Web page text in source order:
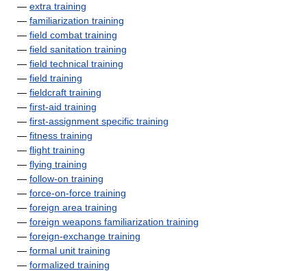
— extra training
— familiarization training
— field combat training
— field sanitation training
— field technical training
— field training
— fieldcraft training
— first-aid training
— first-assignment specific training
— fitness training
— flight training
— flying training
— follow-on training
— force-on-force training
— foreign area training
— foreign weapons familiarization training
— foreign-exchange training
— formal unit training
— formalized training